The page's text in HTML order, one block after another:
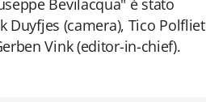
Bevilacqua" è stato
Duyfjes (camera), Tico Polfliet
Vink (editor-in-chief).